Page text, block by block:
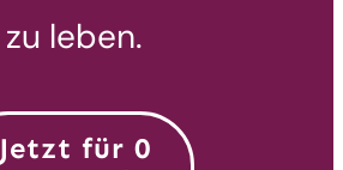
zu leben.
Jetzt für 0